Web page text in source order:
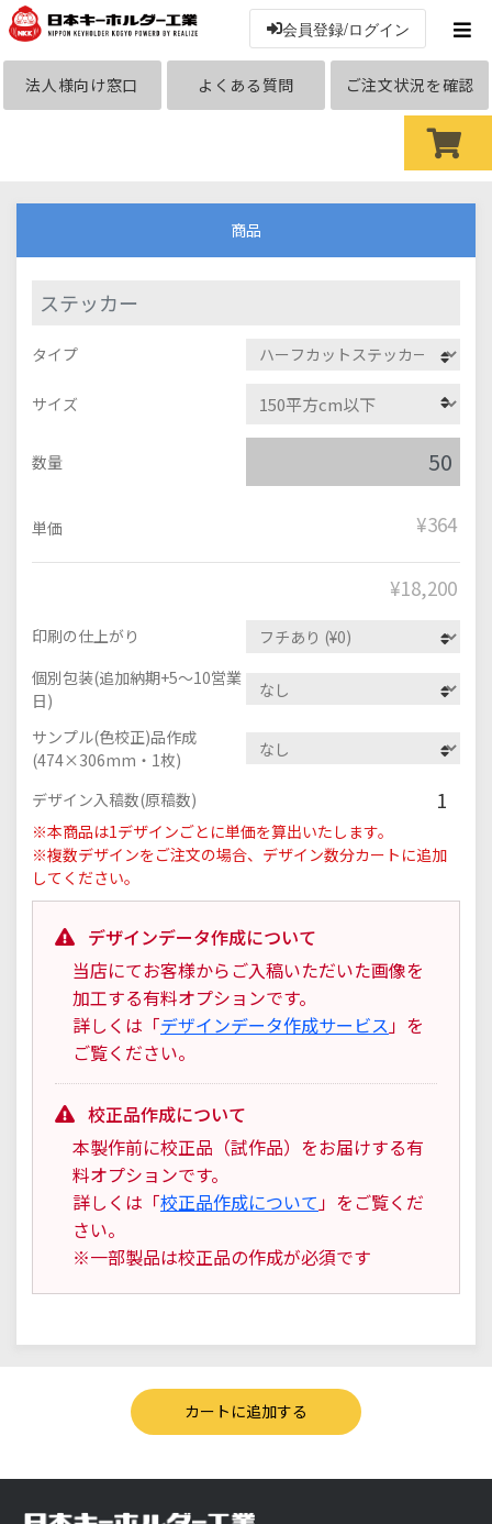
会員登録/ログイン
法人様向け窓口 よくある質問 ご注文状況を確認
商品
ステッカー
タイプ
サイズ
数量
単価 ¥364
¥18,200
印刷の仕上がり
個別包装(追加納期+5～10営業
日)
サンプル(色校正)品作成
(474×306mm・1枚)
デザイン入稿数(原稿数)
1
※本商品は1デザインごとに単価を算出いたします。
※複数デザインをご注文の場合、デザイン数分カートに追加
してください。
デザインデータ作成について
当店にてお客様からご入稿いただいた画像を
加工する有料オプションです。
詳しくは「デザインデータ作成サービス 」を
ご覧ください。
校正品作成について
本製作前に校正品（試作品）をお届けする有
料オプションです。
詳しくは「校正品作成について 」をご覧くだ
さい。
※一部製品は校正品の作成が必須です